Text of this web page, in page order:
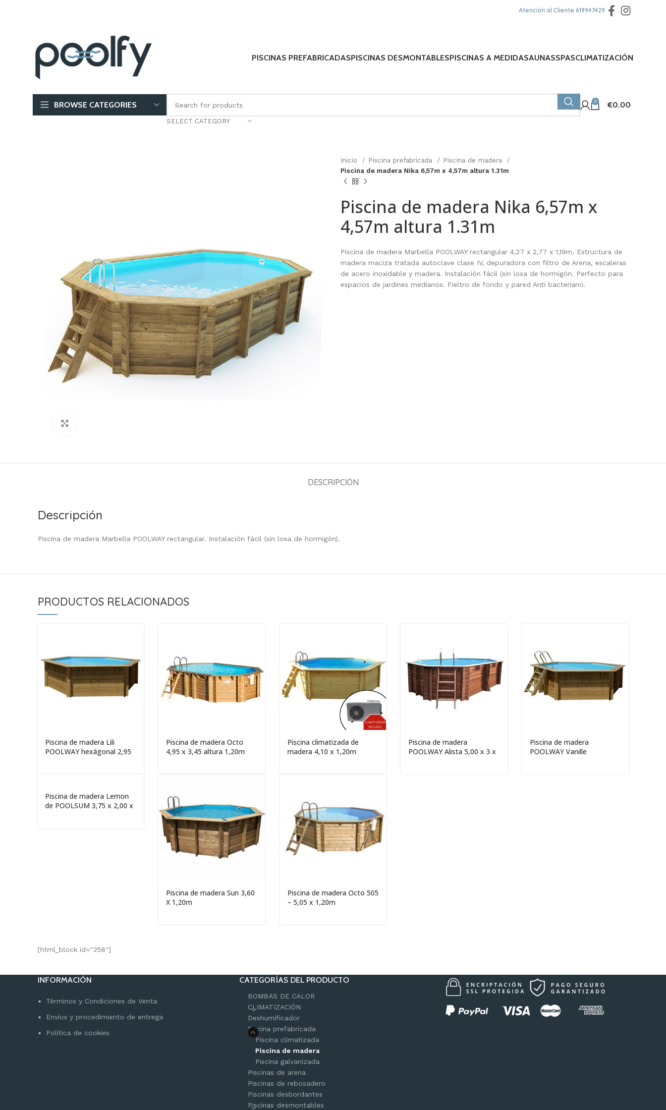
Atención al Cliente 619947429
PISCINAS PREFABRICADASPISCINAS DESMONTABLESPISCINAS A MEDIDASAUNASSPASCLIMATIZACIÓN
BROWSE CATEGORIES
SELECT CATEGORY
0 €0.00
Inicio Piscina prefabricada
Piscina de madera
Piscina de madera Nika 6,57m x 4,57m altura 1.31m
Piscina de madera Nika 6,57m x
4,57m altura 1.31m
Piscina de madera Marbella POOLWAY rectangular 4,27 x 2,77 x 1,19m. Estructura de
madera maciza tratada autoclave clase IV, depuradora con filtro de Arena, escaleras
de acero inoxidable y madera. Instalación fácil (sin losa de hormigón. Perfecto para
espacios de jardines medianos. Fieltro de fondo y pared Anti bacteriano.
DESCRIPCIÓN
Descripción
Piscina de madera Marbella POOLWAY rectangular. Instalación fácil (sin losa de hormigón).
PRODUCTOS RELACIONADOS
Piscina de madera Lili
POOLWAY hexágonal 2,95
Piscina de madera Octo
4,95 x 3,45 altura 1,20m
Piscina climatizada de
madera 4,10 x 1,20m
Piscina de madera
POOLWAY Alista 5,00 x 3 x
Piscina de madera
POOLWAY Vanille
Piscina de madera Lemon
de POOLSUM 3,75 x 2,00 x
Piscina de madera Sun 3,60
X 1,20m
Piscina de madera Octo 505
– 5,05 x 1,20m
[html_block id="258"]
INFORMACIÓN
Términos y Condiciones de Venta
Envíos y procedimiento de entrega
Política de cookies
CATEGORÍAS DEL PRODUCTO
BOMBAS DE CALOR
CLIMATIZACIÓN
Deshumificador
Piscina prefabricada
Piscina climatizada
Piscina de madera
Piscina galvanizada
Piscinas de arena
Piscinas de rebosadero
Piscinas desbordantes
Piscinas desmontables